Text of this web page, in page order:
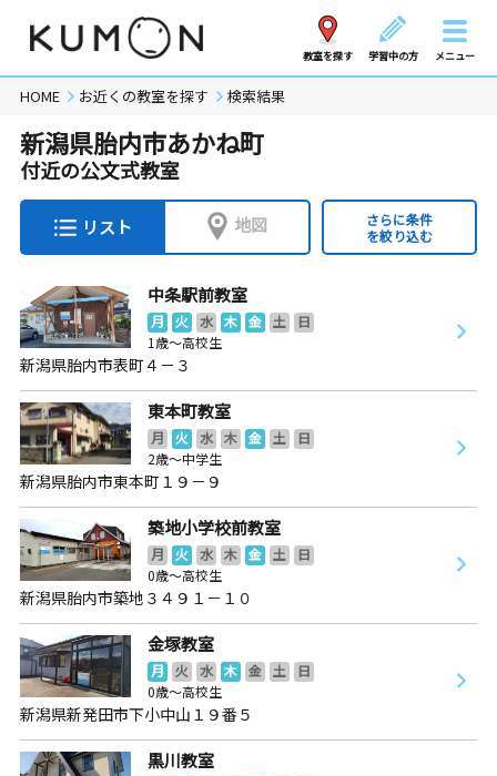
教室を探す 学習中の方 メニュー
HOME お近くの教室を探す 検索結果
新潟県胎内市あかね町
付近の公文式教室
リスト 地図
さらに条件
を絞り込む
中条駅前教室
月 火 水 木 金 土
日
1歳～高校生
新潟県胎内市表町４－３
東本町教室
月 火 水 木 金 土
日
2歳～中学生
新潟県胎内市東本町１９－９
築地小学校前教室
月 火 水 木 金 土
日
0歳～高校生
新潟県胎内市築地３４９１－１０
金塚教室
月 火 水 木 金 土
日
0歳～高校生
新潟県新発田市下小中山１９番５
黒川教室